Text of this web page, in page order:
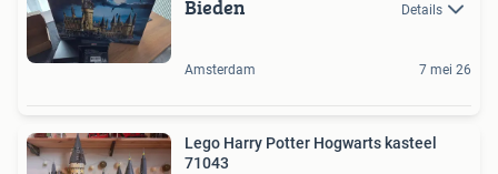
Bieden Details
Amsterdam 7 mei 26
Lego Harry Potter Hogwarts kasteel
71043